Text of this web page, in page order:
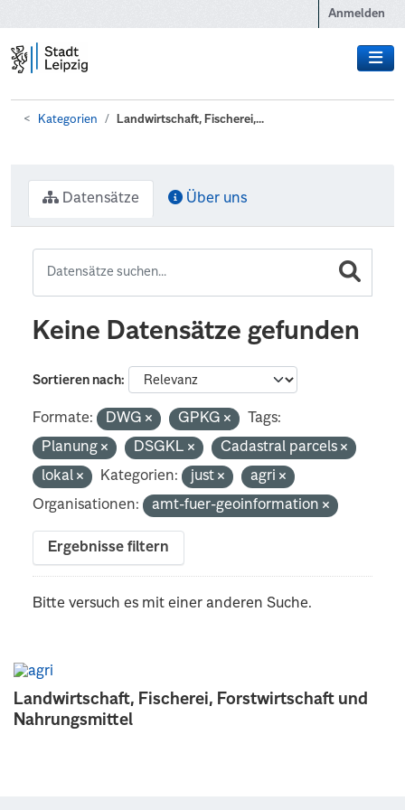
Anmelden
Kategorien Landwirtschaft, Fischerei,...
Landwirtschaft, Fischerei, Forstwirtschaft und
Nahrungsmittel
Datensätze Über uns
Keine Datensätze gefunden
Sortieren nach
Formate: DWG GPKG
Tags:
Planung
DSGKL
Cadastral parcels
lokal
Kategorien: just
agri
Organisationen:
amt-fuer-geoinformation
Ergebnisse filtern
Bitte versuch es mit einer anderen Suche.